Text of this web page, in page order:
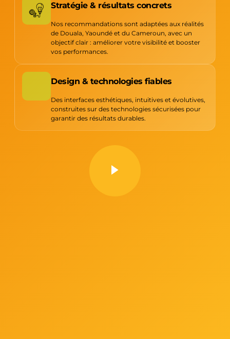
Stratégie & résultats concrets
Nos recommandations sont adaptées aux réalités
de Douala, Yaoundé et du Cameroun, avec un
objectif clair : améliorer votre visibilité et booster
vos performances.
Design & technologies fiables
Des interfaces esthétiques, intuitives et évolutives,
construites sur des technologies sécurisées pour
garantir des résultats durables.